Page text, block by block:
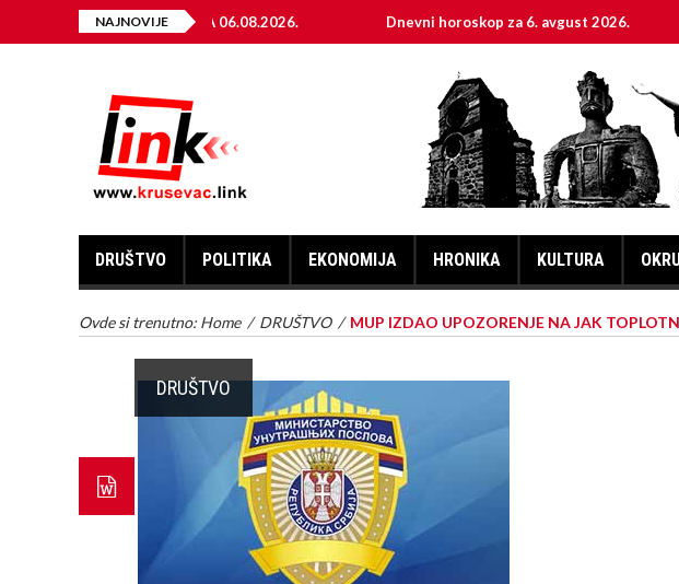
NAJNOVIJE
ENERGIJE ZA 06.08.2026. Dnevni horoskop za 6. avgust 2026.
DRUŠTVO POLITIKA EKONOMIJA HRONIKA KULTURA
Ovde si trenutno: Home / DRUŠTVO / MUP IZDAO UPOZORENJE NA JAK
DRUŠTVO